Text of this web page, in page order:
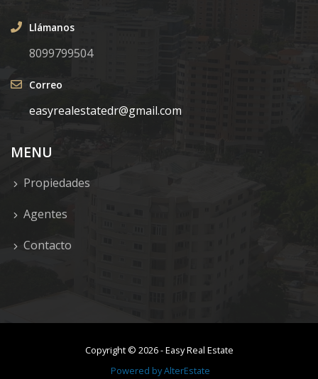
Llámanos
8099799504
Correo
easyrealestatedr@gmail.com
MENU
Propiedades
Agentes
Contacto
Copyright © 2026-Easy Real Estate
Powered byAlterEstate